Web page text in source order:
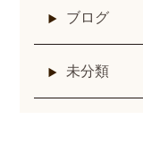
ブログ
未分類